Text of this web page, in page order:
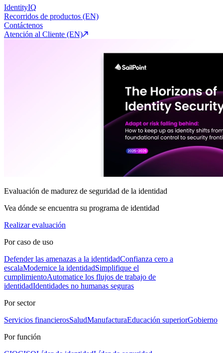
IdentityIQ
Recorridos de productos (EN)
Contáctenos
Atención al Cliente (EN)
Evaluación de madurez de seguridad de la identidad
Vea dónde se encuentra su programa de identidad
Realizar evaluación
Por caso de uso
Defender las amenazas a la identidadConfianza cero a
escalaModernice la identidadSimplifique el
cumplimientoAutomatice los flujos de trabajo de
identidadIdentidades no humanas seguras
Por sector
Servicios financierosSaludManufacturaEducación superiorGobierno
Por función